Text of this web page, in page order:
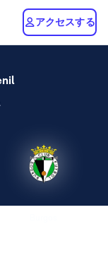
アクセスする